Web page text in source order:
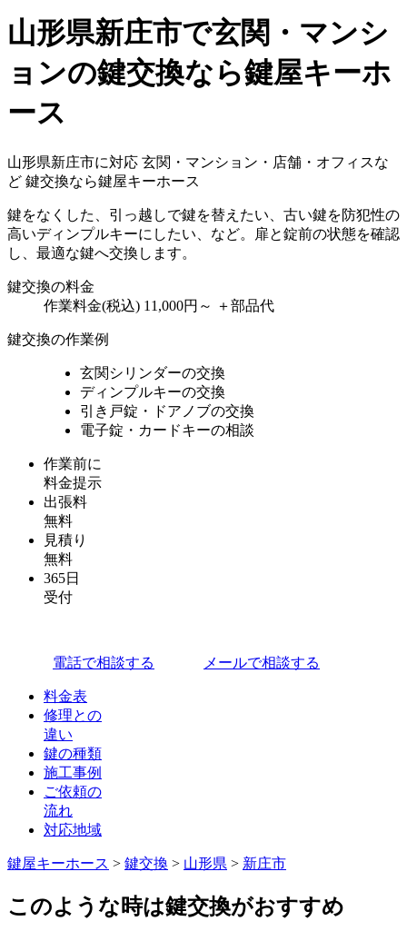
山形県新庄市で玄関・マンシ
ョンの鍵交換なら鍵屋キーホ
ース
山形県新庄市に対応 玄関・マンション・店舗・オフィスな
ど 鍵交換なら鍵屋キーホース
鍵をなくした、引っ越しで鍵を替えたい、古い鍵を防犯性の
高いディンプルキーにしたい、など。扉と錠前の状態を確認
し、最適な鍵へ交換します。
鍵交換の料金
作業料金(税込) 11,000円～ ＋部品代
鍵交換の作業例
玄関シリンダーの交換
ディンプルキーの交換
引き戸錠・ドアノブの交換
電子錠・カードキーの相談
作業前に
料金提示
出張料
無料
見積り
無料
365日
受付
電話で相談する メールで相談する
料金表
修理との
違い
鍵の種類
施工事例
ご依頼の
流れ
対応地域
鍵屋キーホース > 鍵交換 > 山形県 > 新庄市
このような時は鍵交換がおすすめ